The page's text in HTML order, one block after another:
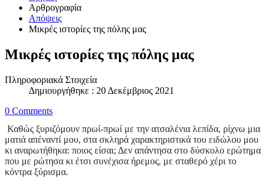
Αρθρογραφία
Απόψεις
Μικρές ιστορίες της πόλης μας
Μικρές ιστορίες της πόλης μας
Πληροφοριακά Στοιχεία
Δημιουργήθηκε : 20 Δεκέμβριος 2021
0 Comments
Καθώς ξυριζόμουν πρωί-πρωί με την ατσαλένια λεπίδα, ρίχνω μια
ματιά απέναντί μου, στα σκληρά χαρακτηριστικά του ειδώλου μου
κι αναρωτήθηκα: ποιος είσαι; Δεν απάντησα στο δύσκολο ερώτημα
που με ρώτησα κι έτσι συνέχισα ήρεμος, με σταθερό χέρι το
κόντρα ξύρισμα.